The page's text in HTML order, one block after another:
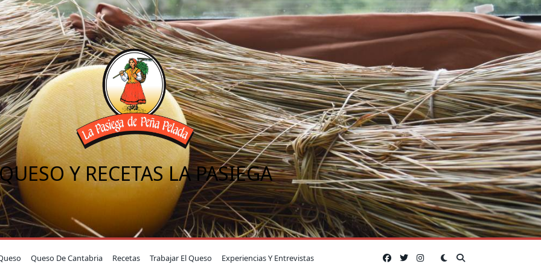
Y RECETAS LA PASIEGA
Queso De Cantabria Recetas Trabajar El Queso Experiencias Y Entrevistas